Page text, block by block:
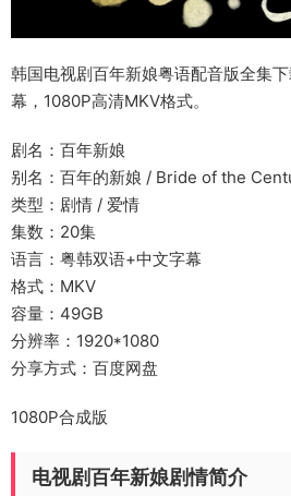
韩国电视剧百年新娘粤语配音版全集
幕，1080P高清MKV格式。
剧名：百年新娘
别名：百年的新娘 / Bride of the
类型：剧情 / 爱情
集数：20集
语言：粤韩双语+中文字幕
格式：MKV
容量：49GB
分辨率：1920*1080
分享方式：百度网盘
1080P合成版
电视剧百年新娘剧情简介